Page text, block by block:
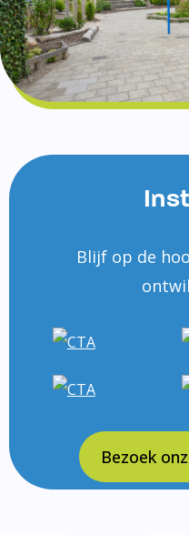
Blijf op de
Bezoek